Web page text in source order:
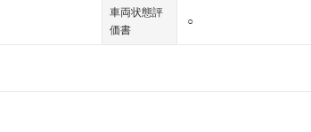
車両状態評
価書
○